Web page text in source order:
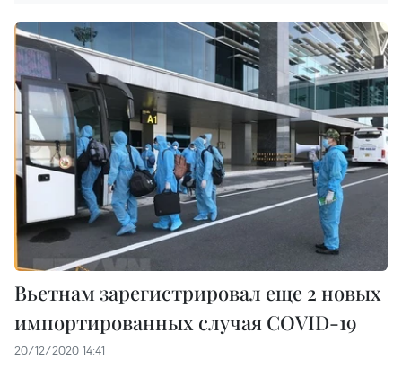
Вьетнам зарегистрировал еще 2 новых
импортированных случая COVID-19
20/12/2020 14:41